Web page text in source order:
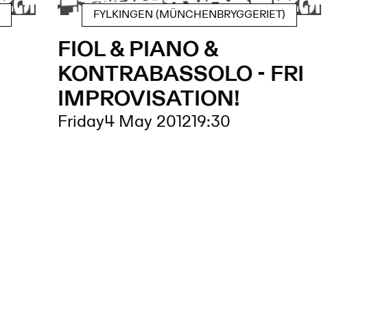
FYLKINGEN (MÜNCHENBRYGGERIET)
FIOL & PIANO &
KONTRABASSOLO - FRI
IMPROVISATION!
Friday4 May 201219:30